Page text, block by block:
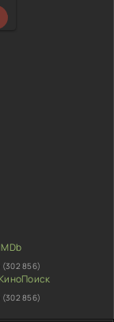
(302 856)
(302 856)